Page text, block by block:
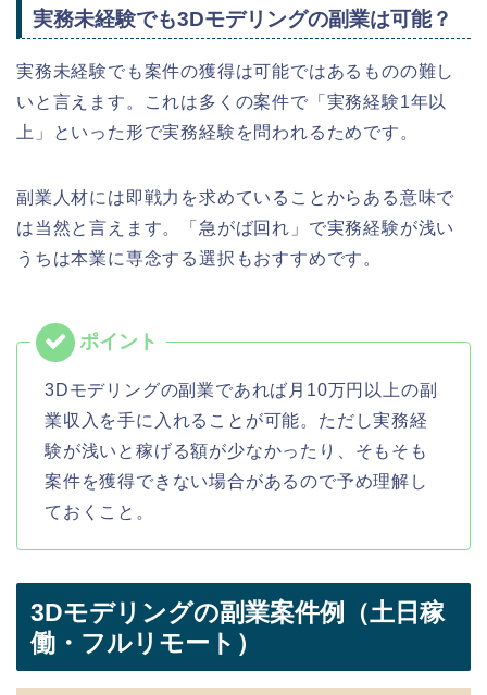
実務未経験でも3Dモデリングの副業は可能？
実務未経験でも案件の獲得は可能ではあるものの難し
いと言えます。これは多くの案件で「実務経験1年以
上」といった形で実務経験を問われるためです。
副業人材には即戦力を求めていることからある意味で
は当然と言えます。「急がば回れ」で実務経験が浅い
うちは本業に専念する選択もおすすめです。
3Dモデリングの副業であれば月10万円以上の副
業収入を手に入れることが可能。ただし実務経
験が浅いと稼げる額が少なかったり、そもそも
案件を獲得できない場合があるので予め理解し
ておくこと。
3Dモデリングの副業案件例（土日稼
働・フルリモート）